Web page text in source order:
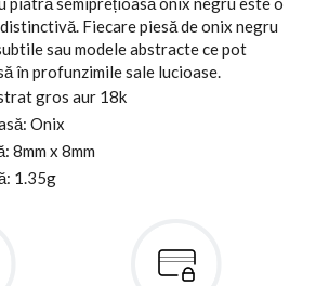
Fiecare piesă de onix negru
sau modele abstracte ce pot
în profunzimile sale lucioase.
gros aur 18k
Onix
8mm x 8mm
1.35g